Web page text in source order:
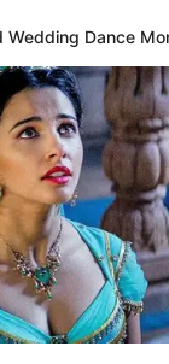
в мае 2022
под контролем
орган,
оформляя их
в
дел
сложилась: